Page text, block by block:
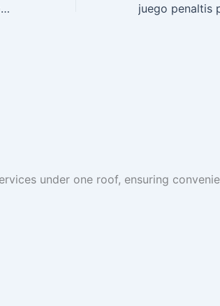
Wo die Hänichen spielen, gibt es immer Glück und Erfolg!
under one roof, ensuring